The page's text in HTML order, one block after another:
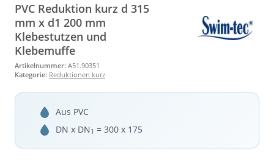
PVC Reduktion kurz d 315
mm x d1 200 mm
Klebestutzen und
Klebemuffe
Artikelnummer: A51.90351
Kategorie: Reduktionen kurz
Aus PVC
DN x DN1 = 300 x 175